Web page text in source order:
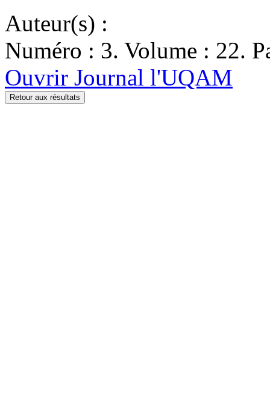
Auteur(s) :
Numéro : 3. Volume : 22.
Ouvrir Journal l'UQAM
Retour aux résultats